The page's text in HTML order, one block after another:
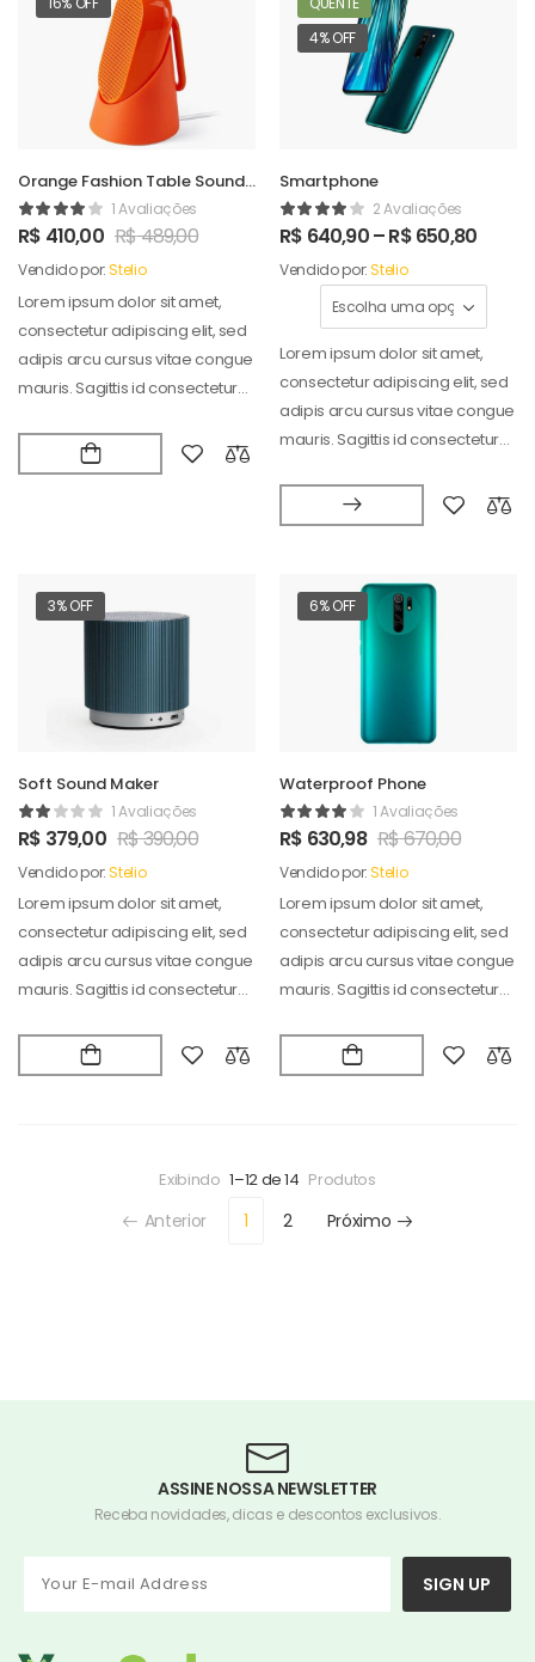
Orange Fashion Table Sound
Maker
1 Avaliações
R$ 410,00 R$489,00
Vendido por:Stelio
Lorem ipsum dolor sit amet,
consectetur adipiscing elit, sed
adipis arcu cursus vitae congue
mauris. Sagittis id consectetur
4% OFF
Smartphone
2 Avaliações
R$ 640,90–R$650,80
Vendido por:Stelio
Lorem ipsum dolor sit amet,
consectetur adipiscing elit, sed
adipis arcu cursus vitae congue
mauris. Sagittis id consectetur
3% OFF
Soft Sound Maker
1 Avaliações
R$ 379,00 R$390,00
Vendido por:Stelio
Lorem ipsum dolor sit amet,
consectetur adipiscing elit, sed
adipis arcu cursus vitae congue
mauris. Sagittis id consectetur
6% OFF
Waterproof Phone
1 Avaliações
R$ 630,98 R$670,00
Vendido por:Stelio
Lorem ipsum dolor sit amet,
consectetur adipiscing elit, sed
adipis arcu cursus vitae congue
mauris. Sagittis id consectetur
Exibindo 1–12 de 14 Produtos
Anterior 1 2 Próximo
ASSINE NOSSA NEWSLETTER
Receba novidades, dicas e descontos exclusivos.
SIGN UP